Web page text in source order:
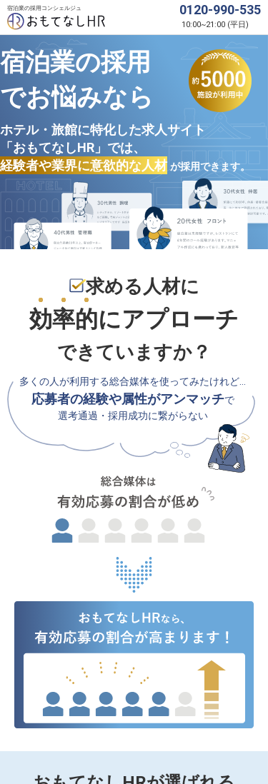
宿泊業の採用コンシェルジュ 0120-990-535
10:00~21:00 (平日)
宿泊業の採用
でお悩みなら
ホテル・旅館に特化した求人サイト
「おもてなしHR」では、
経験者や業界に意欲的な人材 が採用できます。
求める人材に
効率的にアプローチ
できていますか？
多くの人が利用する総合媒体を使ってみたけれど…
応募者の経験や属性がアンマッチで
選考通過・採用成功に繋がらない